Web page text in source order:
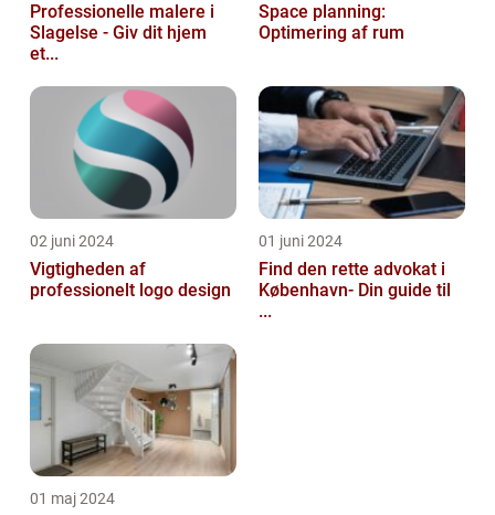
Professionelle malere i
Slagelse - Giv dit hjem
et...
Space planning:
Optimering af rum
02 juni 2024
Vigtigheden af
professionelt logo design
01 juni 2024
Find den rette advokat i
København- Din guide til
...
01 maj 2024